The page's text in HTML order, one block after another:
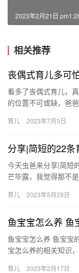
2023年2月21日
相关推荐
丧偶式育儿多可
看多了丧偶式育儿，
的位置不可或缺，爸
很…
育儿 2023年7月3日
分享|简短的22条
今天虫爸来分享|简短
芒毕露，我觉得那不
育儿 2023年5月29日
鱼宝宝怎么养 鱼
鱼宝宝怎么养 鱼宝宝
宝怎么养的相关知识
育儿 2023年2月17日